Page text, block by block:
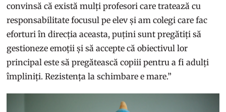
convinsă că există mulți profesori care tratează cu
responsabilitate focusul pe elev și am colegi care fac
eforturi în direcția aceasta, puțini sunt pregătiți să
gestioneze emoții și să accepte că obiectivul lor
principal este să pregătească copiii pentru a fi adulți
împliniți. Rezistența la schimbare e mare.”